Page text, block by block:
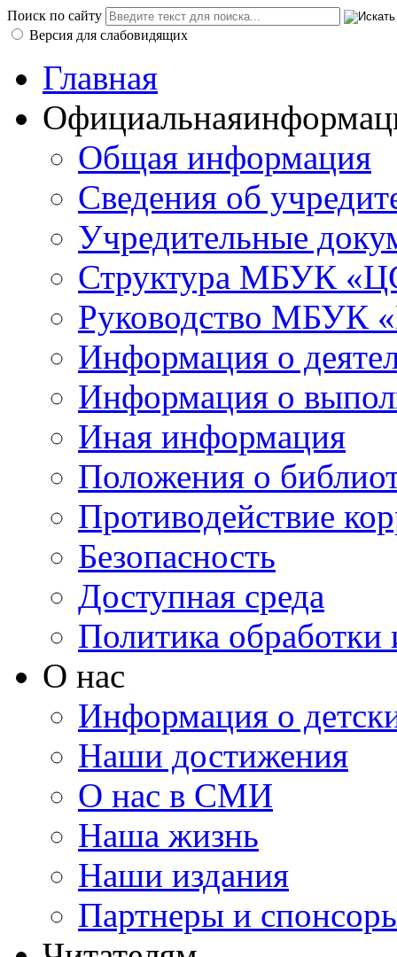
Поиск по сайту
Версия для слабовидящих
Главная
Официальная
Общая информация
Сведения об
Учредительные
Структура МБУК
Руководство МБУК
Информация о
Информация о
Иная информация
Положения о
Противодействие
Безопасность
Доступная среда
Политика
О нас
Информация о
Наши достижения
О нас в СМИ
Наша жизнь
Наши издания
Партнеры и